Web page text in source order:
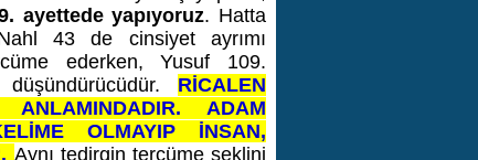
ayettede yapıyoruz. Hatta
43 de cinsiyet ayrımı
ederken, Yusuf 109.
RİCALEN
ADAM
OLMAYIP İNSAN,
Aynı tedirgin tercüme şeklini